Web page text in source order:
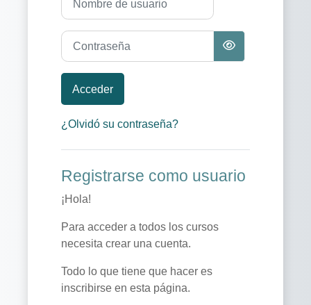
Contraseña
Acceder
¿Olvidó su contraseña?
Registrarse como usuario
¡Hola!
Para acceder a todos los cursos
necesita crear una cuenta.
Todo lo que tiene que hacer es
inscribirse en esta página.